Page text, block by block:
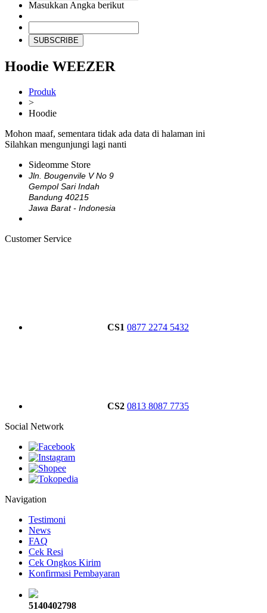
Masukkan Angka berikut
SUBSCRIBE
Hoodie WEEZER
Produk
>
Hoodie
Mohon maaf, sementara tidak ada data di halaman ini
Silahkan mengunjungi lagi nanti
Sideomme Store
Jln. Bougenvile V No 9
Gempol Sari Indah
Bandung 40215
Jawa Barat - Indonesia
Customer Service
CS1 0877 2274 5432
CS2 0813 8087 7735
Social Network
Navigation
Testimoni
News
FAQ
Cek Resi
Cek Ongkos Kirim
Konfirmasi Pembayaran
5140402798